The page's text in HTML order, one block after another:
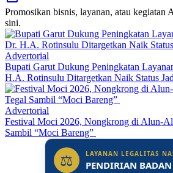
Promosikan bisnis, layanan, atau kegiatan
sini.
Advertorial
Bupati Garut Dukung Peningkatan
H.A. Rotinsulu Ditargetkan Naik Status
Advertorial
Festival Moci 2026, Nongkrong di Alun-
Sambil “Moci Bareng”
⚖ LAYANAN LEGALITAS
PENDIRIAN